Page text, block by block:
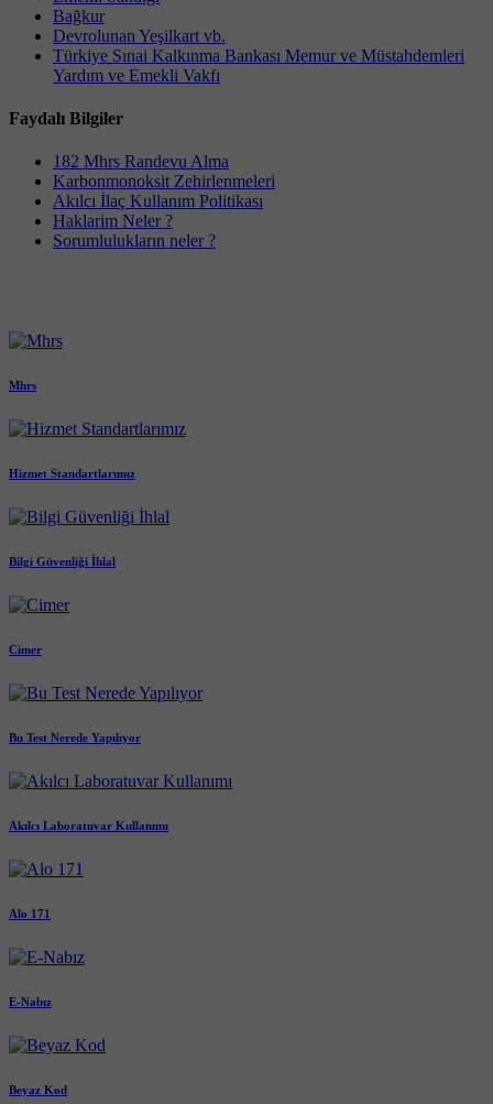
Bağkur
Devrolunan Yeşilkart vb.
Türkiye Sınai Kalkınma Bankası Memur ve Müstahdemleri
Yardım ve Emekli Vakfı
Faydalı Bilgiler
182 Mhrs Randevu Alma
Karbonmonoksit Zehirlenmeleri
Akılcı İlaç Kullanım Politikası
Haklarim Neler ?
Sorumlulukların neler ?
Mhrs
Hizmet Standartlarımız
Bilgi Güvenliği İhlal
Cimer
Bu Test Nerede Yapılıyor
Akılcı Laboratuvar Kullanımı
Alo 171
E-Nabız
Beyaz Kod